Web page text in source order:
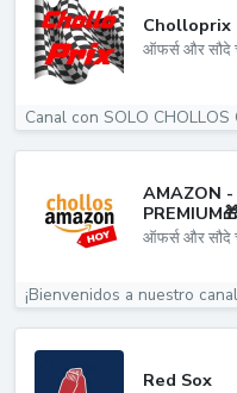
Cholloprix
ऑफर्स और सौदे
Canal con SOLO CHOLLOS
AMAZON -
ऑफर्स और सौदे
¡Bienvenidos a nuestro
Red Sox